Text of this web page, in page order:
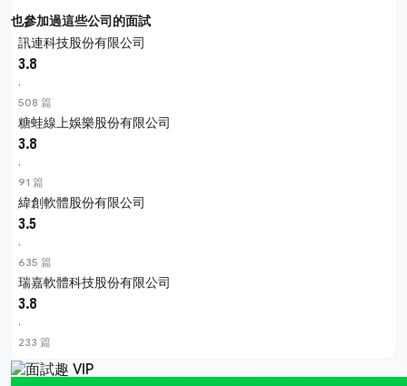
也參加過這些公司的面試
訊連科技股份有限公司
3.8
·
508 篇
糖蛙線上娛樂股份有限公司
3.8
·
91 篇
緯創軟體股份有限公司
3.5
·
635 篇
瑞嘉軟體科技股份有限公司
3.8
·
233 篇